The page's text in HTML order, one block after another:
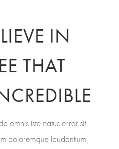
IN
THAT
omnis iste natus error sit
doloremque laudantium,